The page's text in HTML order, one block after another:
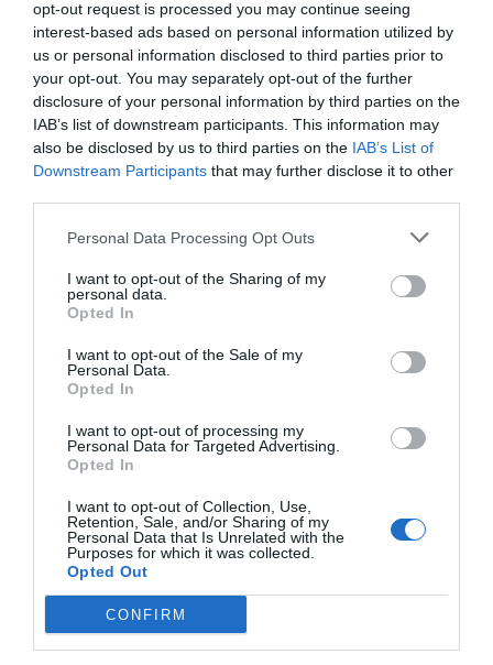
opt-out request is processed you may continue seeing
interest-based ads based on personal information utilized by
us or personal information disclosed to third parties prior to
your opt-out. You may separately opt-out of the further
disclosure of your personal information by third parties on the
IAB’s list of downstream participants. This information may
also be disclosed by us to third parties on the IAB’s List of
Downstream Participants that may further disclose it to other
Personal Data Processing Opt Outs
I want to opt-out of the Sharing of my
personal data.
Opted In
I want to opt-out of the Sale of my
Personal Data.
Opted In
I want to opt-out of processing my
Personal Data for Targeted Advertising.
Opted In
I want to opt-out of Collection, Use,
Retention, Sale, and/or Sharing of my
Personal Data that Is Unrelated with the
Purposes for which it was collected.
Opted Out
CONFIRM
2025 gracias a los traspasos y el patrocinio
público
2Playbook
y Cueva de Nerja como patrocinadores